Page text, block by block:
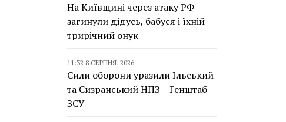
На Київщині через атаку РФ
загинули дідусь, бабуся і їхній
трирічний онук
11:32 8 СЕРПНЯ, 2026
Сили оборони уразили Ільський
та Сизранський НПЗ – Генштаб
ЗСУ